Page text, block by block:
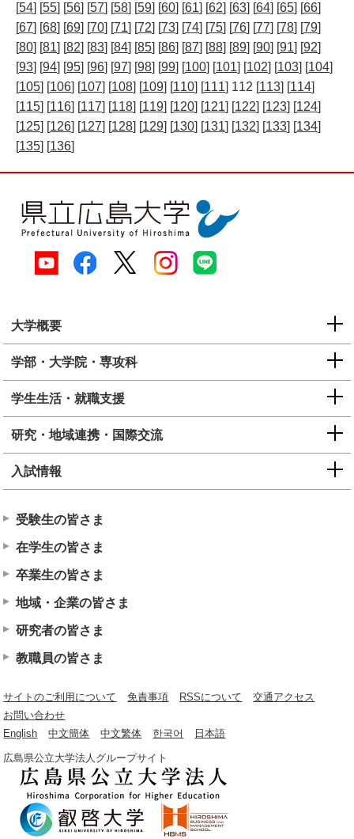
[54] [55] [56] [57] [58] [59] [60] [61] [62] [63] [64] [65] [66]
[67] [68] [69] [70] [71] [72] [73] [74] [75] [76] [77] [78] [79]
[80] [81] [82] [83] [84] [85] [86] [87] [88] [89] [90] [91] [92]
[93] [94] [95] [96] [97] [98] [99] [100] [101] [102] [103] [104]
[105] [106] [107] [108] [109] [110] [111] 112 [113] [114]
[115] [116] [117] [118] [119] [120] [121] [122] [123] [124]
[125] [126] [127] [128] [129] [130] [131] [132] [133] [134]
[135] [136]
大学概要
学部・大学院・専攻科
学生生活・就職支援
研究・地域連携・国際交流
入試情報
受験生の皆さま
在学生の皆さま
卒業生の皆さま
地域・企業の皆さま
研究者の皆さま
教職員の皆さま
サイトのご利用について 免責事項 RSSについて
交通アクセス
お問い合わせ
English
中文簡体 中文繁体 한국어 日本語
広島県公立大学法人グループサイト